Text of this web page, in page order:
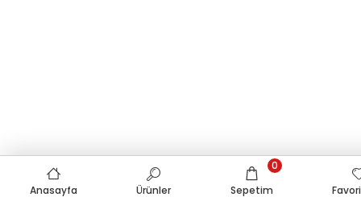
Anasayfa Ürünler Sepetim
0